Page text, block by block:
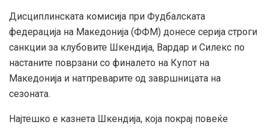
Дисциплинската комисија при Фудбалската
федерација на Македонија (ФФМ) донесе серија строги
санкции за клубовите Шкендија, Вардар и Силекс по
настаните поврзани со финалето на Купот на
Македонија и натпреварите од завршницата на
сезоната.
Најтешко е казнета Шкендија, која покрај повеќе